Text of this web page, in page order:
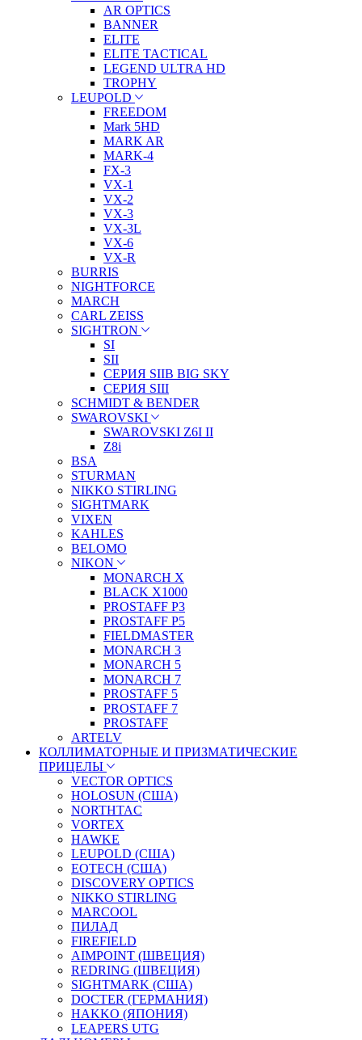
AR OPTICS
BANNER
ELITE
ELITE TACTICAL
LEGEND ULTRA HD
TROPHY
LEUPOLD
FREEDOM
Mark 5HD
MARK AR
MARK-4
FX-3
VX-1
VX-2
VX-3
VX-3L
VX-6
VX-R
BURRIS
NIGHTFORCE
MARCH
CARL ZEISS
SIGHTRON
SI
SII
СЕРИЯ SIIB BIG SKY
СЕРИЯ SIII
SCHMIDT & BENDER
SWAROVSKI
SWAROVSKI Z6I II
Z8i
BSA
STURMAN
NIKKO STIRLING
SIGHTMARK
VIXEN
KAHLES
BELOMO
NIKON
MONARCH X
BLACK X1000
PROSTAFF P3
PROSTAFF P5
FIELDMASTER
MONARCH 3
MONARCH 5
MONARCH 7
PROSTAFF 5
PROSTAFF 7
PROSTAFF
ARTELV
КОЛЛИМАТОРНЫЕ И ПРИЗМАТИЧЕСКИЕ
ПРИЦЕЛЫ
VECTOR OPTICS
HOLOSUN (США)
NORTHTAC
VORTEX
HAWKE
LEUPOLD (США)
EOTECH (США)
DISCOVERY OPTICS
NIKKO STIRLING
MARCOOL
ПИЛАД
FIREFIELD
AIMPOINT (ШВЕЦИЯ)
REDRING (ШВЕЦИЯ)
SIGHTMARK (США)
DOCTER (ГЕРМАНИЯ)
HAKKO (ЯПОНИЯ)
LEAPERS UTG